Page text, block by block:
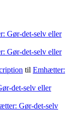
Gør-det-selv eller
Gør-det-selv eller
til Emhætter:
det-selv eller
Gør-det-selv